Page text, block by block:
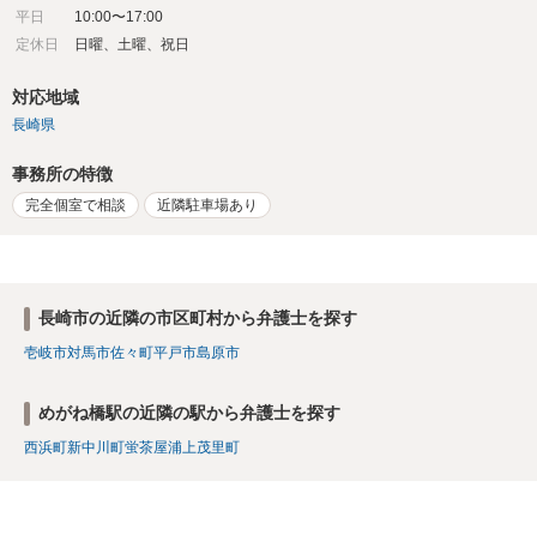
平日
10:00〜17:00
定休日
日曜、土曜、祝日
対応地域
長崎県
事務所の特徴
完全個室で相談 近隣駐車場あり
長崎市の近隣の市区町村から弁護士を探す
壱岐市対馬市佐々町平戸市島原市
めがね橋駅の近隣の駅から弁護士を探す
西浜町新中川町蛍茶屋浦上茂里町